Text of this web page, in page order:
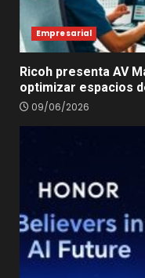
Empresarial
Ricoh presenta AV
optimizar espacios
09/06/2026